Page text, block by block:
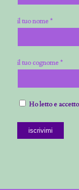
il tuo nome *
il tuo cognome *
Ho letto e